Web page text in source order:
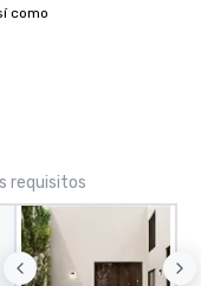
requisitos